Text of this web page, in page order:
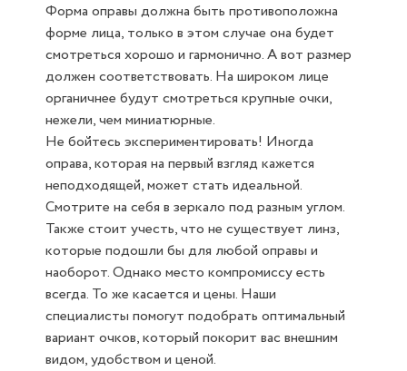
Форма оправы должна быть противоположна
форме лица, только в этом случае она будет
смотреться хорошо и гармонично. А вот размер
должен соответствовать. На широком лице
органичнее будут смотреться крупные очки,
нежели, чем миниатюрные.
Не бойтесь экспериментировать! Иногда
оправа, которая на первый взгляд кажется
неподходящей, может стать идеальной.
Смотрите на себя в зеркало под разным углом.
Также стоит учесть, что не существует линз,
которые подошли бы для любой оправы и
наоборот. Однако место компромиссу есть
всегда. То же касается и цены. Наши
специалисты помогут подобрать оптимальный
вариант очков, который покорит вас внешним
видом, удобством и ценой.